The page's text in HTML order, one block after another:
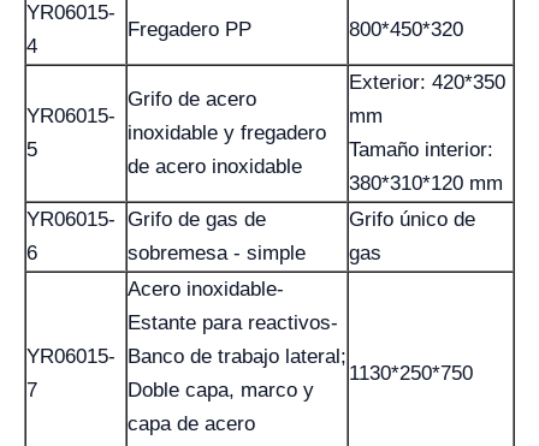
YR06015-
4
Fregadero PP 800*450*320
YR06015-
5
Grifo de acero
inoxidable y fregadero
de acero inoxidable
Exterior: 420*350
mm
Tamaño interior:
380*310*120 mm
YR06015-
6
Grifo de gas de
sobremesa - simple
Grifo único de
gas
YR06015-
7
Acero inoxidable-
Estante para reactivos-
Banco de trabajo lateral;
Doble capa, marco y
capa de acero
1130*250*750